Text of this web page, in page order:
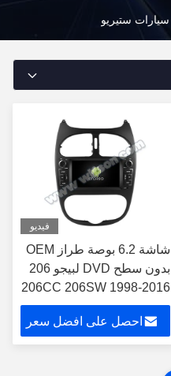
فيديو
شاشة 6.2 بوصة طراز OEM
بدون سطح DVD لبيجو 206
206CC 206SW 1998-2016
سيتروين C2 2004-2008
احصل على افضل سعر